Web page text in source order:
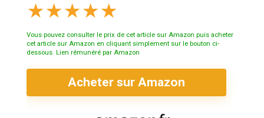
★★★★★
Vous pouvez consulter le prix de cet article sur Amazon puis acheter
cet article sur Amazon en cliquant simplement sur le bouton ci-
dessous. Lien rémunéré par Amazon
Acheter sur Amazon